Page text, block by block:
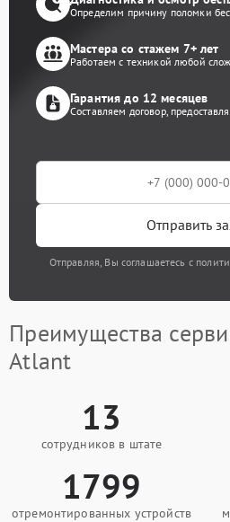
Определим причину поломки
Мастера со стажем 7+ лет
Работаем с техникой любой
Гарантия до 12 месяцев
Составляем договор,
Отправить
Отправляя, Вы соглашаетесь с
Преимущества
Atlant
13
сотрудников в штате
1799
отремонтированных устройств